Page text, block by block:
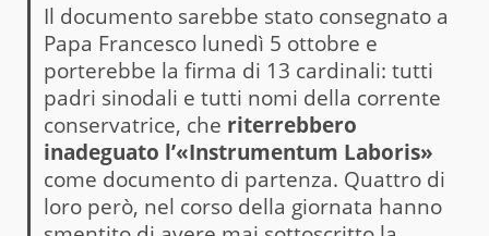
Il documento sarebbe stato consegnato a
Papa Francesco lunedì 5 ottobre e
porterebbe la firma di 13 cardinali: tutti
padri sinodali e tutti nomi della corrente
conservatrice, che riterrebbero
inadeguato l’«Instrumentum Laboris»
come documento di partenza. Quattro di
loro però, nel corso della giornata hanno